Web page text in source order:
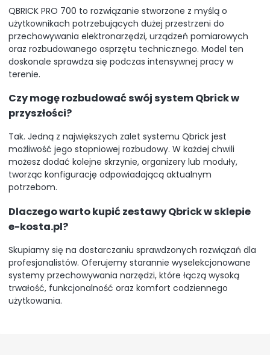
QBRICK PRO 700 to rozwiązanie stworzone z myślą o
użytkownikach potrzebujących dużej przestrzeni do
przechowywania elektronarzędzi, urządzeń pomiarowych
oraz rozbudowanego osprzętu technicznego. Model ten
doskonale sprawdza się podczas intensywnej pracy w
terenie.
Czy mogę rozbudować swój system Qbrick w
przyszłości?
Tak. Jedną z największych zalet systemu Qbrick jest
możliwość jego stopniowej rozbudowy. W każdej chwili
możesz dodać kolejne skrzynie, organizery lub moduły,
tworząc konfigurację odpowiadającą aktualnym
potrzebom.
Dlaczego warto kupić zestawy Qbrick w sklepie
e-kosta.pl?
Skupiamy się na dostarczaniu sprawdzonych rozwiązań dla
profesjonalistów. Oferujemy starannie wyselekcjonowane
systemy przechowywania narzędzi, które łączą wysoką
trwałość, funkcjonalność oraz komfort codziennego
użytkowania.